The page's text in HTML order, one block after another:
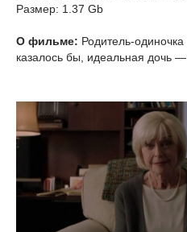
Размер: 1.37 Gb
О фильме: Родитель-
казалось бы, идеальная дочь